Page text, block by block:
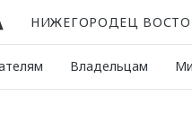
НИЖЕГОРОДЕЦ
Владельцам